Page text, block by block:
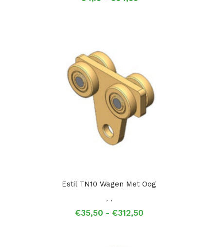
Estil TN10 Wagen Met Oog
, ,
€35,50 - €312,50Prijsklasse: